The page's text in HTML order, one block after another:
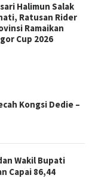
Halimun Salak
Ratusan Rider
Ramaikan
Cup 2026
Kongsi Dedie –
Wakil Bupati
Capai 86,44